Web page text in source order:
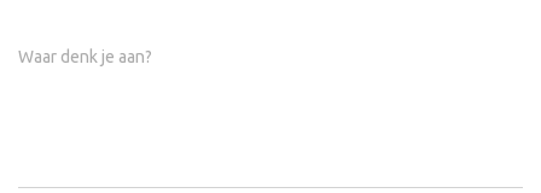
Waar denk je aan?